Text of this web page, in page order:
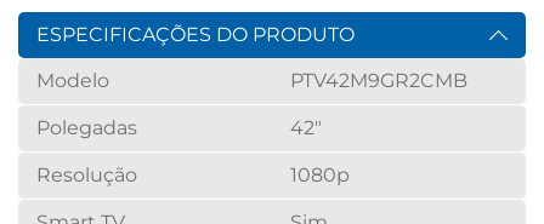
ESPECIFICAÇÕES DO PRODUTO
Modelo
PTV42M9GR2CMB
Polegadas 42"
Resolução 1080p